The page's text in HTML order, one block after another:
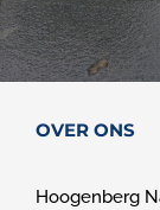
OVER ONS
Hoogenberg